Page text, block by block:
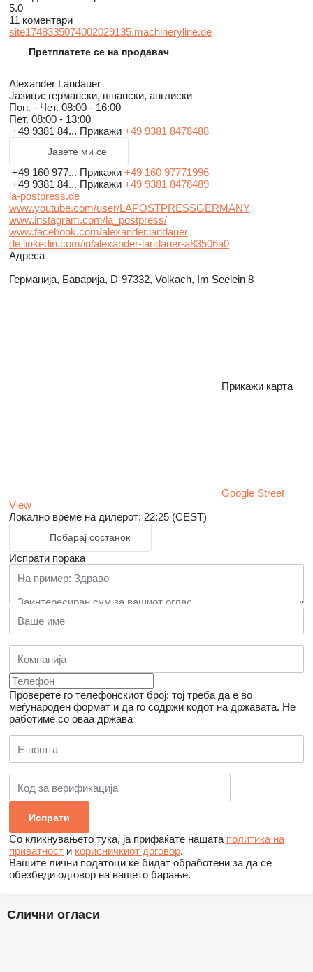
5.0
11 коментари
site1748335074002029135.machineryline.de
Претплатете се на продавач
Alexander Landauer
Јазици: германски, шпански, англиски
Пон. - Чет. 08:00 - 16:00
Пет. 08:00 - 13:00
+49 9381 84... Прикажи +49 9381 8478488
Јавете ми се
+49 160 977... Прикажи +49 160 97771996
+49 9381 84... Прикажи +49 9381 8478489
la-postpress.de
www.youtube.com/user/LAPOSTPRESSGERMANY
www.instagram.com/la_postpress/
www.facebook.com/alexander.landauer
de.linkedin.com/in/alexander-landauer-a83506a0
Адреса
Германија, Баварија, D-97332, Volkach, Im Seelein 8
Прикажи карта
Google Street
View
Локално време на дилерот: 22:25 (CEST)
Побарај состанок
Испрати порака
Проверете го телефонскиот број: тој треба да е во
меѓународен формат и да го содржи кодот на државата. Не
работиме со оваа држава
Со кликнувањето тука, ја прифаќате нашата политика на
приватност и корисничкиот договор.
Вашите лични податоци ќе бидат обработени за да се
обезбеди одговор на вашето барање.
Слични огласи